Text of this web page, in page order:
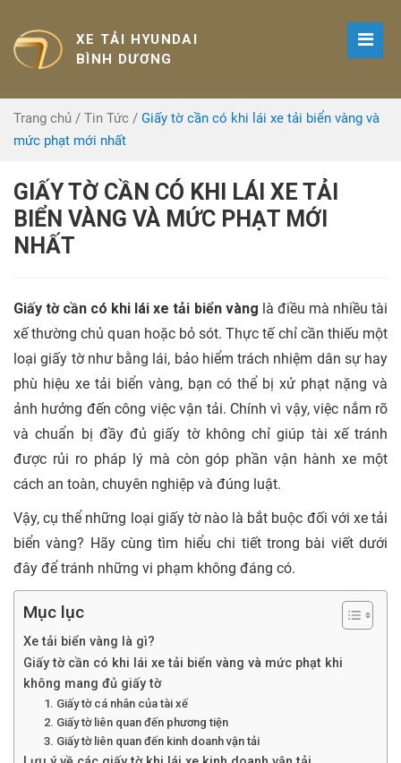
XE TẢI HYUNDAI
BÌNH DƯƠNG
Trang chủ / Tin Tức / Giấy tờ cần có khi lái xe tải biển vàng và
mức phạt mới nhất
GIẤY TỜ CẦN CÓ KHI LÁI XE TẢI
BIỂN VÀNG VÀ MỨC PHẠT MỚI
NHẤT
Giấy tờ cần có khi lái xe tải biển vàng là điều mà nhiều tài
xế thường chủ quan hoặc bỏ sót. Thực tế chỉ cần thiếu một
loại giấy tờ như bằng lái, bảo hiểm trách nhiệm dân sự hay
phù hiệu xe tải biển vàng, bạn có thể bị xử phạt nặng và
ảnh hưởng đến công việc vận tải. Chính vì vậy, việc nắm rõ
và chuẩn bị đầy đủ giấy tờ không chỉ giúp tài xế tránh
được rủi ro pháp lý mà còn góp phần vận hành xe một
cách an toàn, chuyên nghiệp và đúng luật.
Vậy, cụ thể những loại giấy tờ nào là bắt buộc đối với xe tải
biển vàng? Hãy cùng tìm hiểu chi tiết trong bài viết dưới
đây để tránh những vi phạm không đáng có.
Mục lục
Xe tải biển vàng là gì?
Giấy tờ cần có khi lái xe tải biển vàng và mức phạt khi
không mang đủ giấy tờ
1. Giấy tờ cá nhân của tài xế
2. Giấy tờ liên quan đến phương tiện
3. Giấy tờ liên quan đến kinh doanh vận tải